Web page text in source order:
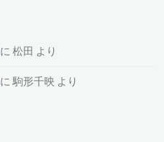
に松田 より
に駒形千映 より